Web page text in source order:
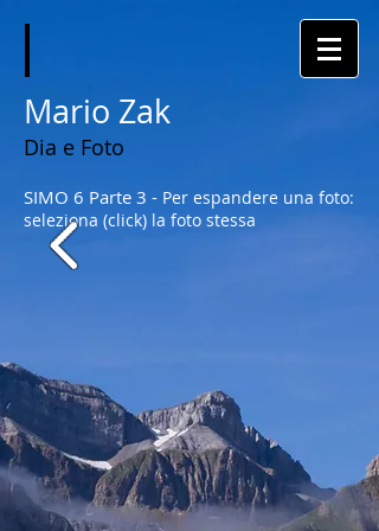
Mario Zak
Dia e Foto
SIMO 6 Parte 3 - Per espandere una foto:
seleziona (click) la foto stessa